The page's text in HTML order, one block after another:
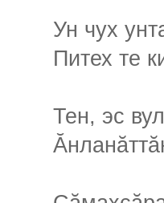
Ун чух
Питех те
Тен, эс